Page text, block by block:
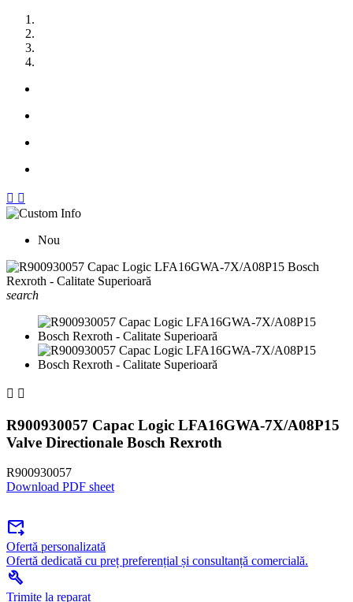
 
Nou
search
 
R900930057 Capac Logic LFA16GWA-7X/A08P15
Valve Directionale Bosch Rexroth
R900930057
Download PDF sheet
forward_to_inbox
Ofertă personalizată
Ofertă dedicată cu preț preferențial și consultanță comercială.
build
Trimite la reparat